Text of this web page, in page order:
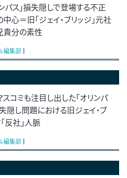
パス」損失隠しで登場する不正
心＝旧「ジェイ・ブリッジ」元社
貴分の素性
編集部
コミも注目し出した「オリンパ
隠し問題における旧ジェイ・ブ
反社」人脈
編集部